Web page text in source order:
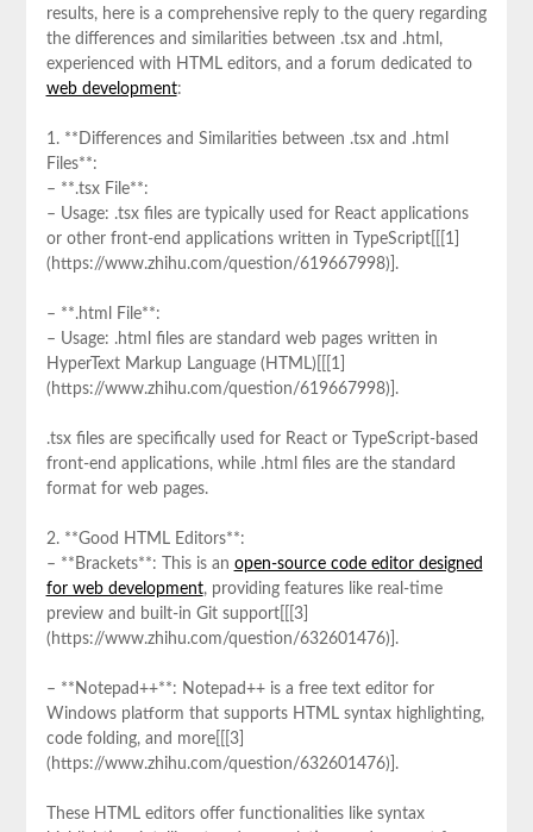
results, here is a comprehensive reply to the query regarding
the differences and similarities between .tsx and .html,
experienced with HTML editors, and a forum dedicated to
web development:
1. **Differences and Similarities between .tsx and .html
Files**:
– **.tsx File**:
– Usage: .tsx files are typically used for React applications
or other front-end applications written in TypeScript[[[1]
(https://www.zhihu.com/question/619667998)].
– **.html File**:
– Usage: .html files are standard web pages written in
HyperText Markup Language (HTML)[[[1]
(https://www.zhihu.com/question/619667998)].
.tsx files are specifically used for React or TypeScript-based
front-end applications, while .html files are the standard
format for web pages.
2. **Good HTML Editors**:
– **Brackets**: This is an open-source code editor designed
for web development, providing features like real-time
preview and built-in Git support[[[3]
(https://www.zhihu.com/question/632601476)].
– **Notepad++**: Notepad++ is a free text editor for
Windows platform that supports HTML syntax highlighting,
code folding, and more[[[3]
(https://www.zhihu.com/question/632601476)].
These HTML editors offer functionalities like syntax